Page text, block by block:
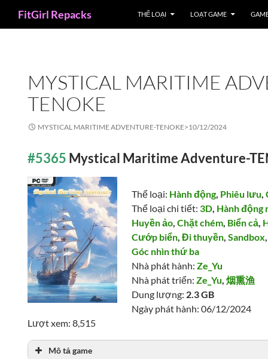
FitGirl Repacks THỂ LOẠI LOẠT GAME
MYSTICAL MARITIME
TENOKE
MYSTICAL MARITIME ADVENTURE-TENOKE>10/12/2024
#5365 Mystical Maritime Adventure-
Thể loại: Hành động, Phiêu lưu,
Thể loại chi tiết: 3D, Hành động
Huyền ảo,Chặt chém, Biển cả,
Cướp biển,Đi thuyền,Sandbox
Góc nhìn thứ ba
Nhà phát hành:Ze_Yu
Nhà phát triển:Ze_Yu,烟熏渔
Dung lượng: 2.3 GB
Ngày phát hành: 06/12/2024
Lượt xem: 8,515
Mô tả game